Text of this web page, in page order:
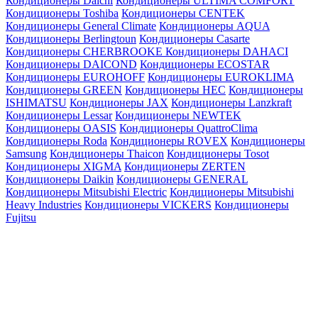
Кондиционеры Toshiba Кондиционеры CENTEK
Кондиционеры General Climate Кондиционеры AQUA
Кондиционеры Berlingtoun Кондиционеры Casarte
Кондиционеры CHERBROOKE Кондиционеры DAHACI
Кондиционеры DAICOND Кондиционеры ECOSTAR
Кондиционеры EUROHOFF Кондиционеры EUROKLIMA
Кондиционеры GREEN Кондиционеры HEC Кондиционеры
ISHIMATSU Кондиционеры JAX Кондиционеры Lanzkraft
Кондиционеры Lessar Кондиционеры NEWTEK
Кондиционеры OASIS Кондиционеры QuattroClima
Кондиционеры Roda Кондиционеры ROVEX Кондиционеры
Samsung Кондиционеры Thaicon Кондиционеры Tosot
Кондиционеры XIGMA Кондиционеры ZERTEN
Кондиционеры Daikin Кондиционеры GENERAL
Кондиционеры Mitsubishi Electric Кондиционеры Mitsubishi
Heavy Industries Кондиционеры VICKERS Кондиционеры
Fujitsu